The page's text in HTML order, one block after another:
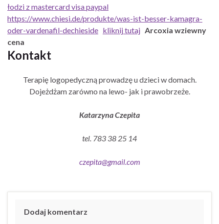
łodzi z mastercard visa paypal
https://www.chiesi.de/produkte/was-ist-besser-kamagra-
oder-vardenafil-dechieside kliknij tutaj Arcoxia wziewny
cena
Kontakt
Terapię logopedyczną prowadzę u dzieci w domach.
Dojeżdżam zarówno na lewo- jak i prawobrzeże.
Katarzyna Czepita
tel. 783 38 25 14
czepita@gmail.com
Dodaj komentarz